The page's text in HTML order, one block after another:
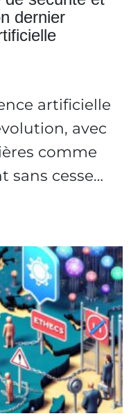
dernier
artificielle
avec
comme
sans cesse…